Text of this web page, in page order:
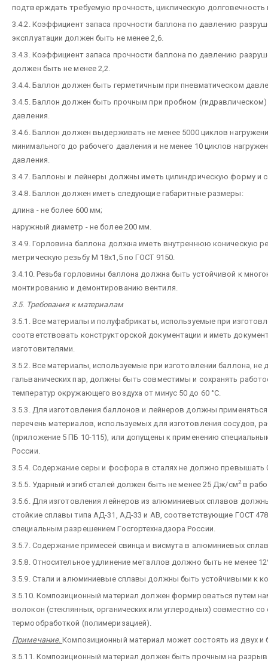
подтверждать требуемую прочность, циклическую
3.4.2. Коэффициент запаса прочности баллона по давлению
эксплуатации должен быть не менее 2,6.
3.4.3. Коэффициент запаса прочности баллона по давлению
должен быть не менее 2,2.
3.4.4. Баллон должен быть герметичным при пневматическом
3.4.5. Баллон должен быть прочным при пробном
давления.
3.4.6. Баллон должен выдерживать не менее 5000 циклов
минимального до рабочего давления и не менее 10 циклов
давления.
3.4.7. Баллоны и лейнеры должны иметь цилиндрическую форму и
3.4.8. Баллон должен иметь следующие габаритные размеры:
длина - не более 600 мм;
наружный диаметр - не более 200 мм.
3.4.9. Горловина баллона должна иметь внутреннюю коническую
метрическую резьбу М 18х1,5 по ГОСТ 9150.
3.4.10. Резьба горловины баллона должна быть устойчивой к
монтированию и демонтированию вентиля.
3.5. Требования к материалам
3.5.1. Все материалы и полуфабрикаты, используемые при
соответствовать конструкторской документации и иметь
изготовителями.
3.5.2. Все материалы, используемые при изготовлении баллона,
гальванических пар, должны быть совместимы и сохранять
температур окружающего воздуха от минус 50 до 60 °С.
3.5.3. Для изготовления баллонов и лейнеров должны
перечень материалов, используемых для изготовления сосудов,
(приложение 5 ПБ 10-115), или допущены к применению
России.
3.5.4. Содержание серы и фосфора в сталях не должно превышать
3.5.5. Ударный изгиб сталей должен быть не менее 25 Дж/см2в
3.5.6. Для изготовления лейнеров из алюминиевых сплавов
стойкие сплавы типа АД-31, АД-33 и АВ, соответствующие ГОСТ
специальным разрешением Госгортехнадзора России.
3.5.7. Содержание примесей свинца и висмута в алюминиевых
3.5.8. Относительное удлинение металлов должно быть не менее
3.5.9. Стали и алюминиевые сплавы должны быть устойчивыми к
3.5.10. Композиционный материал должен формироваться путем
волокон (стеклянных, органических или углеродных) совместно
термообработкой (полимеризацией).
Примечание.Композиционный материал может состоять из двух и
3.5.11. Композиционный материал должен быть прочным на